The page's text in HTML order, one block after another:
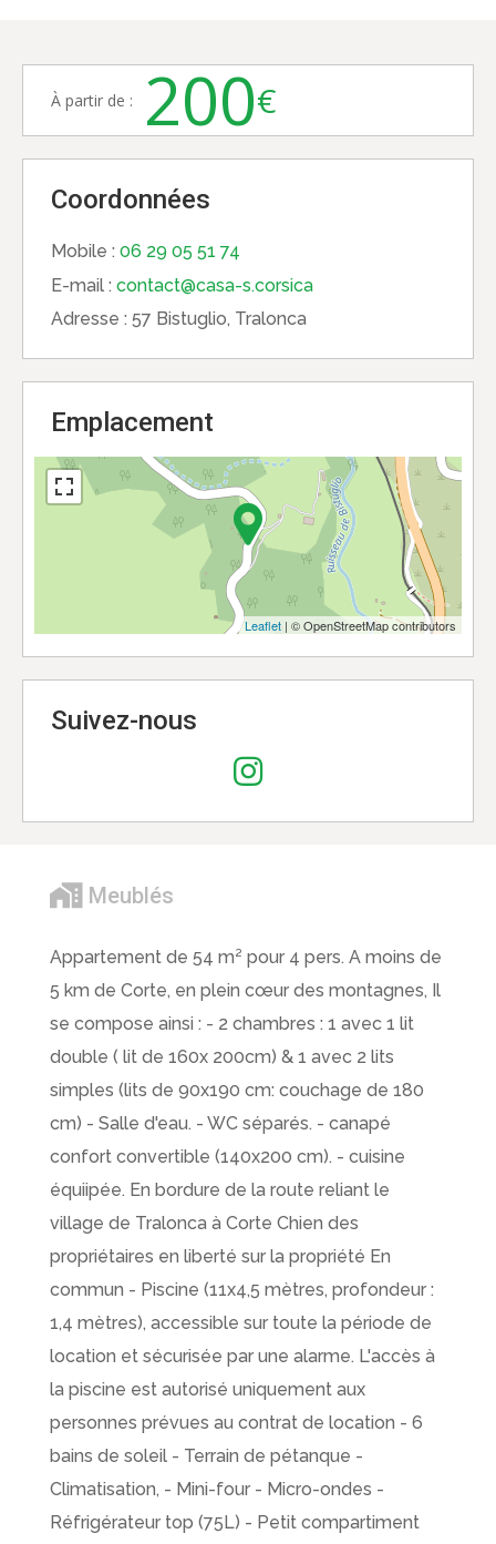
À partir de : 200€
Coordonnées
Mobile : 06 29 05 51 74
E-mail : contact@casa-s.corsica
Adresse : 57 Bistuglio, Tralonca
Emplacement
Leaflet | © OpenStreetMap contributors
Suivez-nous
Meublés
Appartement de 54 m² pour 4 pers. A moins de
5 km de Corte, en plein cœur des montagnes, Il
se compose ainsi : - 2 chambres : 1 avec 1 lit
double ( lit de 160x 200cm) & 1 avec 2 lits
simples (lits de 90x190 cm: couchage de 180
cm) - Salle d'eau. - WC séparés. - canapé
confort convertible (140x200 cm). - cuisine
équiipée. En bordure de la route reliant le
village de Tralonca à Corte Chien des
propriétaires en liberté sur la propriété En
commun - Piscine (11x4,5 mètres, profondeur :
1,4 mètres), accessible sur toute la période de
location et sécurisée par une alarme. L'accès à
la piscine est autorisé uniquement aux
personnes prévues au contrat de location - 6
bains de soleil - Terrain de pétanque -
Climatisation, - Mini-four - Micro-ondes -
Réfrigérateur top (75L) - Petit compartiment